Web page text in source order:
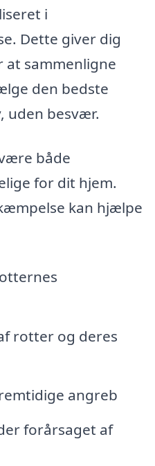
i
Dette giver dig
at sammenligne
den bedste
uden besvær.
både
for dit hjem.
kan hjælpe
rotter og deres
angreb
forårsaget af